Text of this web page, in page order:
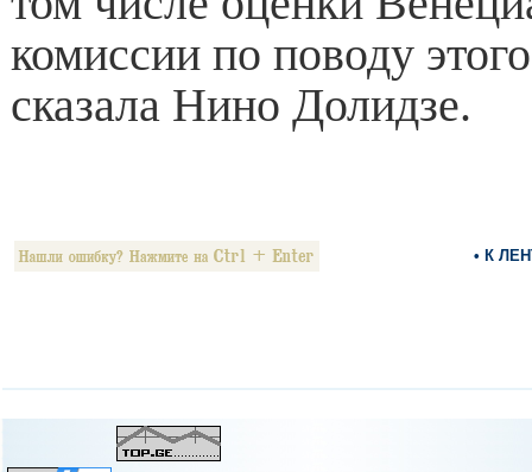
комиссии по поводу
сказала Нино Долидзе.
• К